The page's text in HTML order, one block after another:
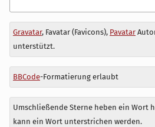
Antwort
zu
Gravatar, Favatar (Favicons), Pavatar
unterstützt.
BBCode-Formatierung erlaubt
Umschließende Sterne heben ein Wort
kann ein Wort unterstrichen werden.